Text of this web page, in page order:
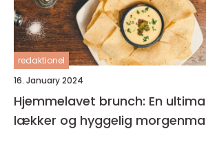
redaktionel
16. January 2024
Hjemmelavet brunch: En
lækker og hyggelig